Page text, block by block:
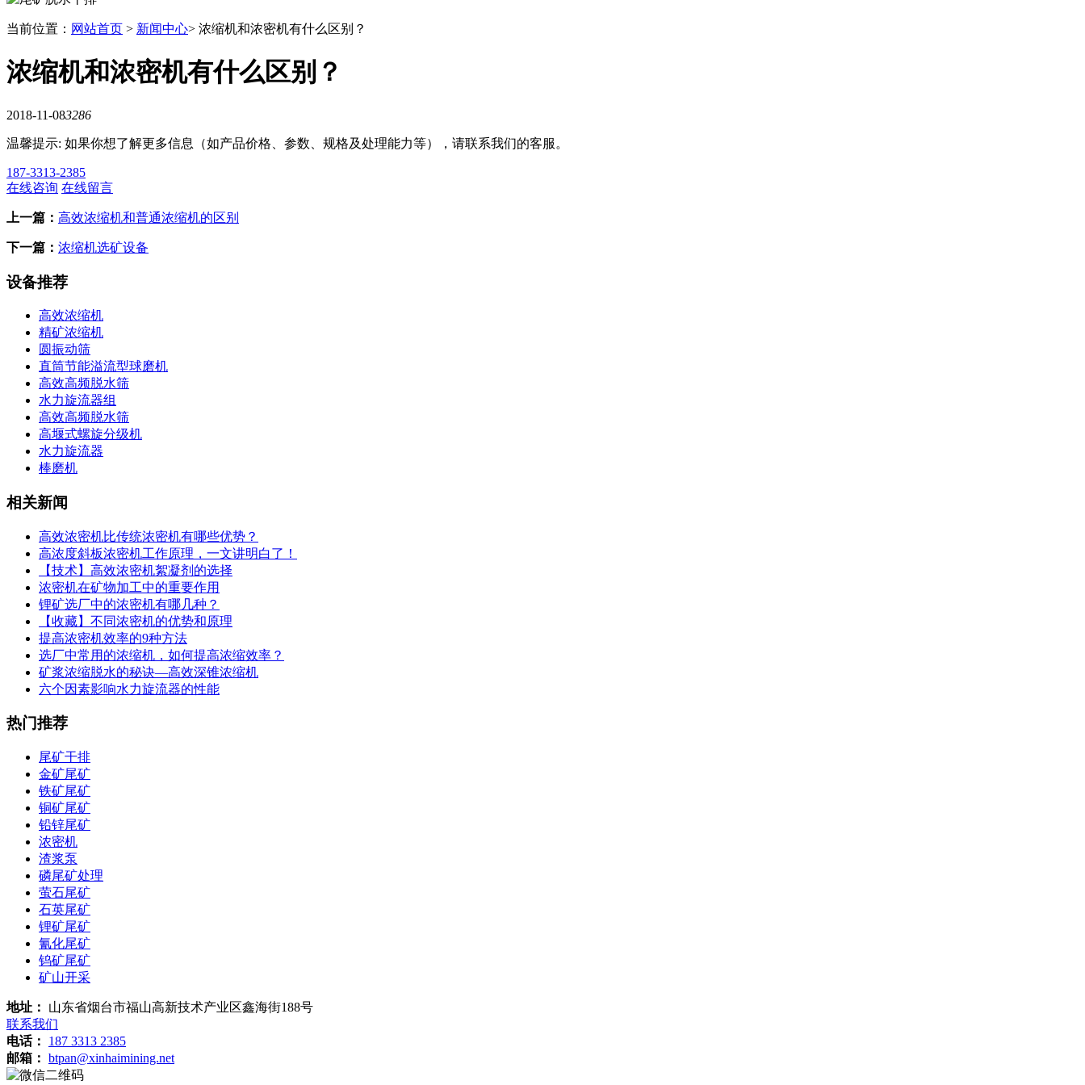
当前位置： 网站首页 > 新闻中心> 浓缩机和浓密机有什么区别？
浓缩机和浓密机有什么区别？
2018-11-083286
温馨提示: 如果你想了解更多信息（如产品价格、参数、规格及处理能力等），请联系我们的客服。
187-3313-2385
在线咨询 在线留言
上一篇： 高效浓缩机和普通浓缩机的区别
下一篇： 浓缩机选矿设备
设备推荐
高效浓缩机
精矿浓缩机
圆振动筛
直筒节能溢流型球磨机
高效高频脱水筛
水力旋流器组
高效高频脱水筛
高堰式螺旋分级机
水力旋流器
棒磨机
相关新闻
高效浓密机比传统浓密机有哪些优势？
高浓度斜板浓密机工作原理，一文讲明白了！
【技术】高效浓密机絮凝剂的选择
浓密机在矿物加工中的重要作用
锂矿选厂中的浓密机有哪几种？
【收藏】不同浓密机的优势和原理
提高浓密机效率的9种方法
选厂中常用的浓缩机，如何提高浓缩效率？
矿浆浓缩脱水的秘诀—高效深锥浓缩机
六个因素影响水力旋流器的性能
热门推荐
尾矿干排
金矿尾矿
铁矿尾矿
铜矿尾矿
铅锌尾矿
浓密机
渣浆泵
磷尾矿处理
萤石尾矿
石英尾矿
锂矿尾矿
氰化尾矿
钨矿尾矿
矿山开采
地址：
山东省烟台市福山高新技术产业区鑫海街188号
联系我们
电话：
187 3313 2385
邮箱： btpan@xinhaimining.net